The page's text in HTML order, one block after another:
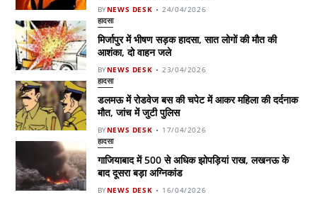
BYNEWS DESK 24/04/2026
हादसा
मिर्जापुर में भीषण सड़क हादसा, सात लोगों की मौत की
आशंका, दो वाहन जले
BYNEWS DESK 23/04/2026
हादसा
डलमऊ में रोडवेज बस की चपेट में आकर महिला की दर्दनाक
मौत, जांच में जुटी पुलिस
BYNEWS DESK 17/04/2026
हादसा
गाजियाबाद में 500 से अधिक झोपड़ियां राख, लखनऊ के
बाद दूसरा बड़ा अग्निकांड
BYNEWS DESK 16/04/2026